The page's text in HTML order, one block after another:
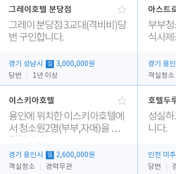
그레이호텔 분당점
그레이 분당점 3교대(격비비)당
번 구인합니다.
경기 성남시 월
3,000,000원
당번
1년 이상
아스트
부부
식사
경기 용인
객실청소
이스키아호텔
용인에 위치한 이스키아호텔에
서 청소원2명(부부,자매)을 모
경기 용인시 월
2,600,000원
객실청소
경력무관
호텔두
성실
니다.
인천 미
당번